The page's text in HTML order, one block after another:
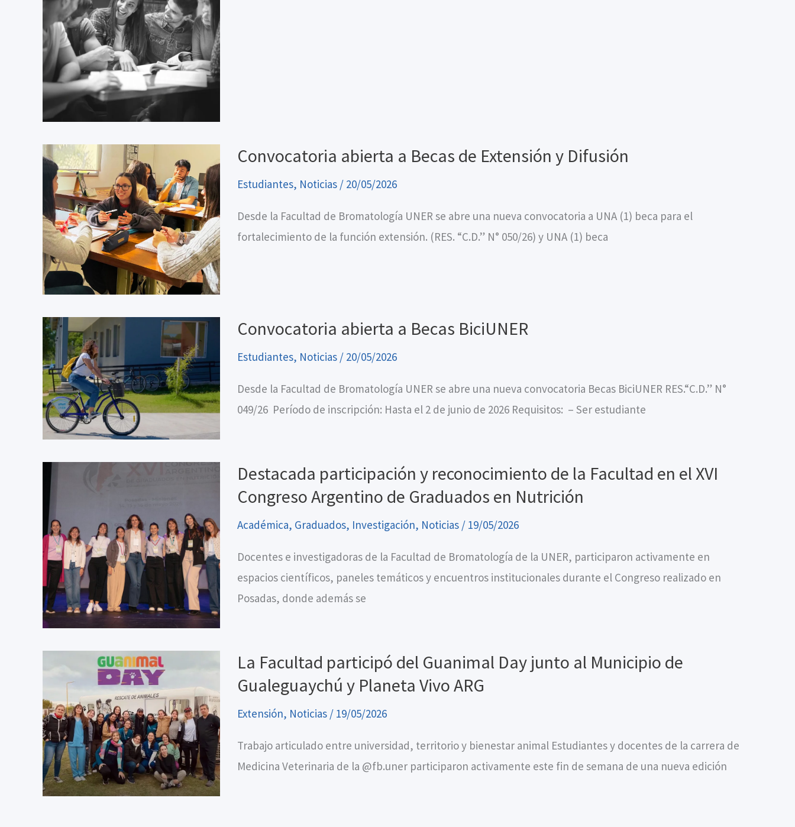
Convocatoria abierta a Becas de Extensión y Difusión
Estudiantes, Noticias/ 20/05/2026
Desde la Facultad de Bromatología UNER se abre una nueva convocatoria a UNA (1) beca para el
fortalecimiento de la función extensión. (RES. “C.D.” N° 050/26) y UNA (1) beca
Convocatoria abierta a Becas BiciUNER
Estudiantes, Noticias/ 20/05/2026
Desde la Facultad de Bromatología UNER se abre una nueva convocatoria Becas BiciUNER RES.“C.D.” N°
049/26 Período de inscripción: Hasta el 2 de junio de 2026 Requisitos: – Ser estudiante
Destacada participación y reconocimiento de la Facultad en el XVI
Congreso Argentino de Graduados en Nutrición
Académica, Graduados, Investigación, Noticias/ 19/05/2026
Docentes e investigadoras de la Facultad de Bromatología de la UNER, participaron activamente en
espacios científicos, paneles temáticos y encuentros institucionales durante el Congreso realizado en
Posadas, donde además se
La Facultad participó del Guanimal Day junto al Municipio de
Gualeguaychú y Planeta Vivo ARG
Extensión, Noticias/ 19/05/2026
Trabajo articulado entre universidad, territorio y bienestar animal Estudiantes y docentes de la carrera de
Medicina Veterinaria de la @fb.uner participaron activamente este fin de semana de una nueva edición